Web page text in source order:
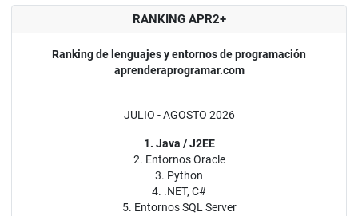
RANKING APR2+
Ranking de lenguajes y entornos de programación
aprenderaprogramar.com
JULIO - AGOSTO 2026
1. Java / J2EE
2. Entornos Oracle
3. Python
4. .NET, C#
5. Entornos SQL Server